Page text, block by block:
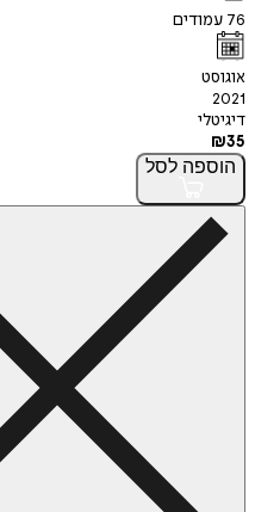
76 עמודים
אוגוסט
2021
דיגיטלי
₪35
הוספה לסל